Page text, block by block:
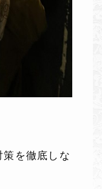
策を徹底しな